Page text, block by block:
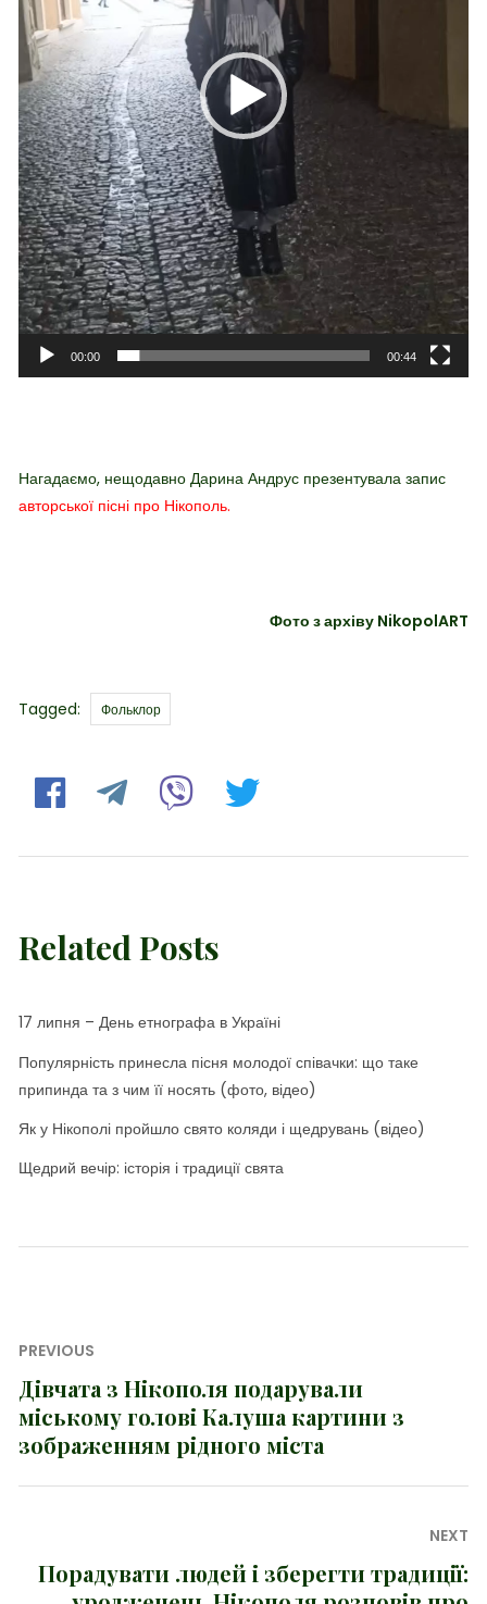
00:00 00:44
Нагадаємо, нещодавно Дарина Андрус презентувала запис
авторської пісні про Нікополь.
Фото з архіву NikopolART
Tagged: Tags
Фольклор
Related Posts
17 липня – День етнографа в Україні
Популярність принесла пісня молодої співачки: що таке
припинда та з чим її носять (фото, відео)
Як у Нікополі пройшло свято коляди і щедрувань (відео)
Щедрий вечір: історія і традиції свята
Навігація
записів
PREVIOUS
Previous
post:
Дівчата з Нікополя подарували
міському голові Калуша картини з
зображенням рідного міста
NEXT
NextПорадувати людей і зберегти традиції: